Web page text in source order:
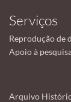
Serviços
Reprodução de
Apoio à
Arquivo